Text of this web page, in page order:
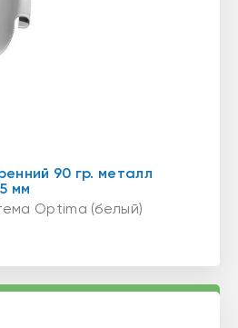
90 гр. металл
мм
Optima (белый)